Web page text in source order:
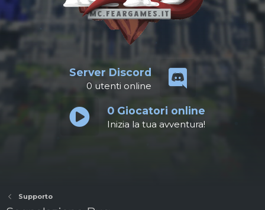
Server Discord
0 utenti online
0Giocatori online
Inizia la tua avventura!
Supporto